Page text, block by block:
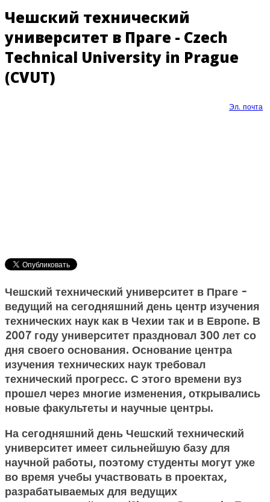
Чешский технический
университет в Праге - Czech
Technical University in Prague
(CVUT)
Эл. почта
Чешский технический университет в Праге -
ведущий на сегодняшний день центр изучения
технических наук как в Чехии так и в Европе. В
2007 году университет праздновал 300 лет со
дня своего основания. Основание центра
изучения технических наук требовал
технический прогресс. С этого времени вуз
прошел через многие изменения, открывались
новые факультеты и научные центры.
На сегодняшний день Чешский технический
университет имеет сильнейшую базу для
научной работы, поэтому студенты могут уже
во время учебы участвовать в проектах,
разрабатываемых для ведущих